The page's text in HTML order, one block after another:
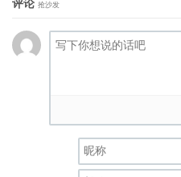
评论 抢沙发